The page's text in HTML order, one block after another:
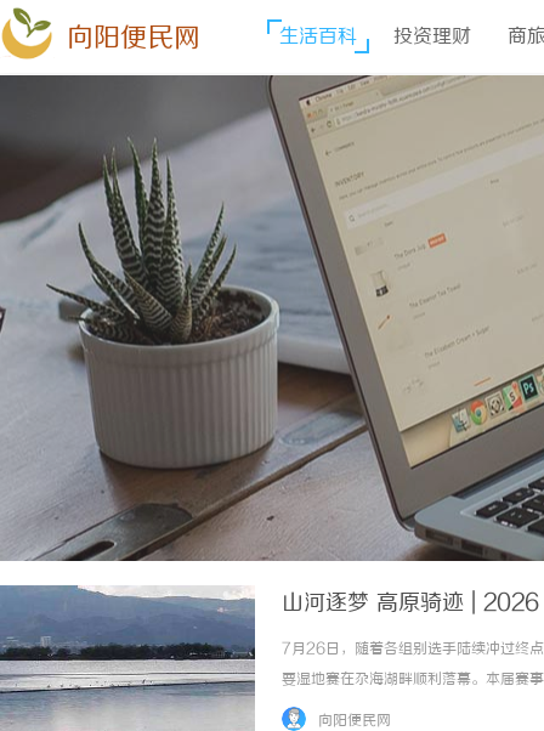
向阳便民网 生活百科 投资理财 商
山河逐梦 高原骑迹 |
7月26日，随着各组别选手陆续冲过终
要湿地赛在尕海湖畔顺利落幕。本届赛
高原景观，百余名专业车手与骑行爱好
向阳便民网